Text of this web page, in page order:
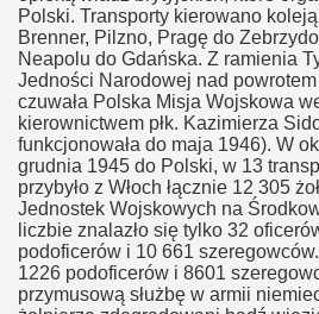
Polski. Transporty kierowano
Brenner, Pilzno, Pragę do
Neapolu do Gdańska. Z ramienia
Jedności Narodowej nad powrotem
czuwała Polska Misja Wojskowa
kierownictwem płk. Kazimierza
funkcjonowała do maja 1946). W
grudnia 1945 do Polski, w 13
przybyło z Włoch łącznie 12 305
Jednostek Wojskowych na
liczbie znalazło się tylko 32
podoficerów i 10 661
1226 podoficerów i 8601
przymusową służbę w armii